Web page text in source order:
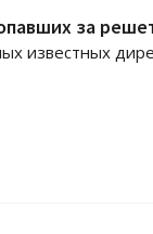
за
известных